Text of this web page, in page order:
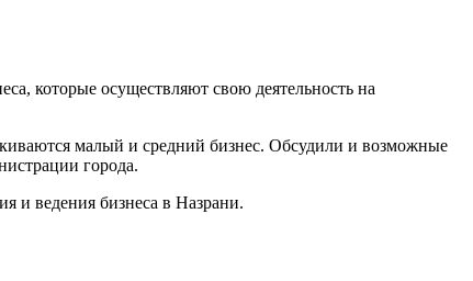
которые осуществляют свою деятельность на
малый и средний бизнес. Обсудили и возможные
города.
и ведения бизнеса в Назрани.